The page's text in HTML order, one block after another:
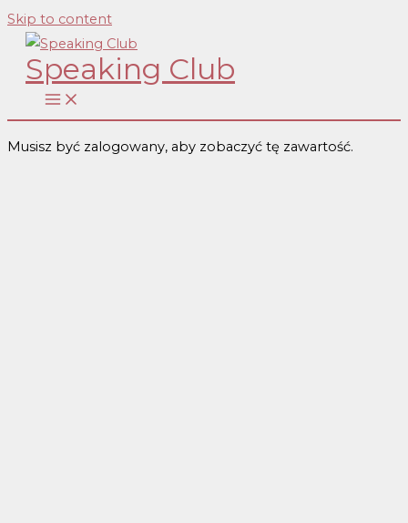
Skip to content
Speaking Club
Musisz być zalogowany, aby zobaczyć tę zawartość.